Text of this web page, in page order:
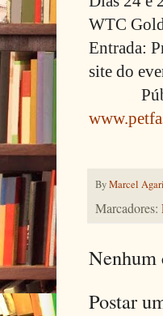
WTC
Entrada:
site do
Público
ByMarcel
Marcadores:
Nenhum
Postar